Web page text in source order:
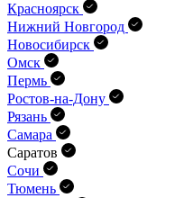
Красноярск
Нижний Новгород
Новосибирск
Омск
Пермь
Ростов-на-Дону
Рязань
Самара
Саратов
Сочи
Тюмень